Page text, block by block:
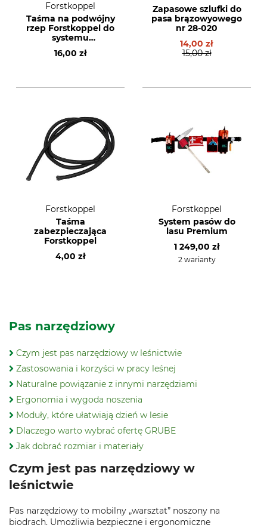
Forstkoppel
Taśma na podwójny
rzep Forstkoppel do
systemu
Forstkoppel
16,00 zł
Zapasowe szlufki do
pasa brązowyowego
nr 28-020
14,00 zł
15,00 zł
Forstkoppel
Taśma
zabezpieczająca
Forstkoppel
4,00 zł
Forstkoppel
System pasów do
lasu Premium
1 249,00 zł
2 warianty
Pas narzędziowy
Czym jest pas narzędziowy w leśnictwie
Zastosowania i korzyści w pracy leśnej
Naturalne powiązanie z innymi narzędziami
Ergonomia i wygoda noszenia
Moduły, które ułatwiają dzień w lesie
Dlaczego warto wybrać ofertę GRUBE
Jak dobrać rozmiar i materiały
Czym jest pas narzędziowy w
leśnictwie
Pas narzędziowy to mobilny „warsztat” noszony na
biodrach. Umożliwia bezpieczne i ergonomiczne